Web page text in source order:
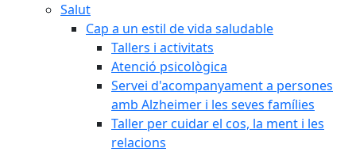
Salut
Cap a un estil de vida saludable
Tallers i activitats
Atenció psicològica
Servei d'acompanyament a persones
amb Alzheimer i les seves famílies
Taller per cuidar el cos, la ment i les
relacions